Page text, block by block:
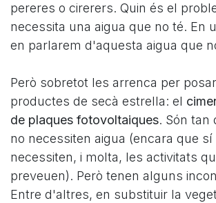
pereres o cirerers. Quin és el
necessita una aigua que no té. En
en parlarem d'aquesta aigua que
Però sobretot les arrenca per
productes de secà estrella: el
de plaques fotovoltaiques. Són tan
no necessiten aigua (encara que sí
necessiten, i molta, les activitats
preveuen). Però tenen alguns
Entre d'altres, en substituir la